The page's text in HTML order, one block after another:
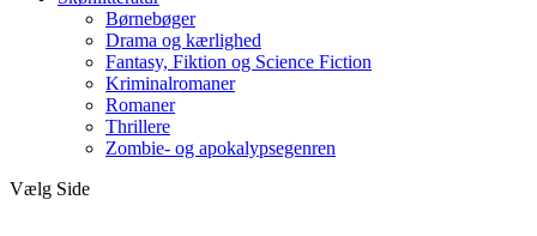
Børnebøger
Drama og kærlighed
Fantasy, Fiktion og Science Fiction
Kriminalromaner
Romaner
Thrillere
Zombie- og apokalypsegenren
Vælg Side